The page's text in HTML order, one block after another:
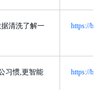
据清洗了解一
https://
习惯,更智能
https://